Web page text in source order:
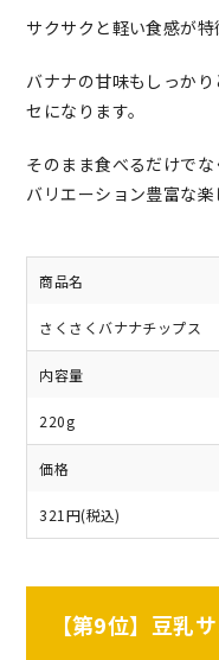
サクサクと軽い食感が特
バナナの甘味もしっかり
セになります。
そのまま食べるだけでな
バリエーション豊富な
商品名
さくさくバナナチップス
内容量
220g
価格
321円(税込)
【第9位】豆乳